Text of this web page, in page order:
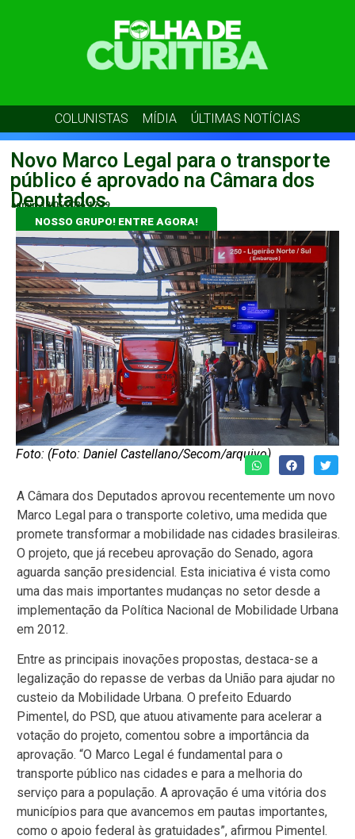
COLUNISTAS MÍDIA ÚLTIMAS NOTÍCIAS
Novo Marco Legal para o transporte
público é aprovado na Câmara dos
Deputados
admin 18/05/2026 17:19
NOSSO GRUPO! ENTRE AGORA!
Foto: (Foto: Daniel Castellano/Secom/arquivo)
A Câmara dos Deputados aprovou recentemente um novo
Marco Legal para o transporte coletivo, uma medida que
promete transformar a mobilidade nas cidades brasileiras.
O projeto, que já recebeu aprovação do Senado, agora
aguarda sanção presidencial. Esta iniciativa é vista como
uma das mais importantes mudanças no setor desde a
implementação da Política Nacional de Mobilidade Urbana
em 2012.
Entre as principais inovações propostas, destaca-se a
legalização do repasse de verbas da União para ajudar no
custeio da Mobilidade Urbana. O prefeito Eduardo
Pimentel, do PSD, que atuou ativamente para acelerar a
votação do projeto, comentou sobre a importância da
aprovação. “O Marco Legal é fundamental para o
transporte público nas cidades e para a melhoria do
serviço para a população. A aprovação é uma vitória dos
municípios para que avancemos em pautas importantes,
como o apoio federal às gratuidades”, afirmou Pimentel.